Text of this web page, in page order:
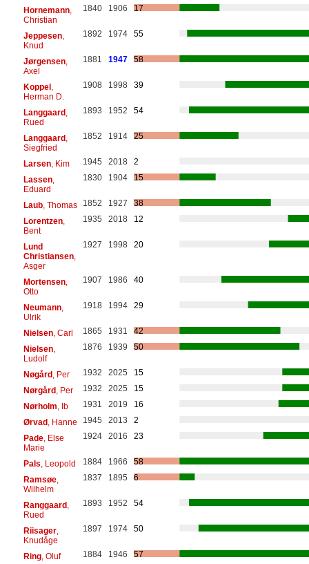
Hornemann,
Christian
1840 1906 17
Jeppesen,
Knud
1892 1974 55
Jørgensen,
Axel
1881 1947 58
Koppel,
Herman D.
1908 1998 39
Langgaard,
Rued
1893 1952 54
Langgaard,
Siegfried
1852 1914 25
Larsen, Kim 1945 2018
2
Lassen,
Eduard
1830 1904 15
Laub, Thomas 1852 1927
38
Lorentzen,
Bent
1935 2018 12
Lund
Christiansen,
Asger
1927 1998 20
Mortensen,
Otto
1907 1986 40
Neumann,
Ulrik
1918 1994 29
Nielsen, Carl 1865 1931
42
Nielsen,
Ludolf
1876 1939 50
Nøgård, Per 1932 2025
15
Nørgård, Per 1932 2025
15
Nørholm , Ib 1931 2019
16
Ørvad, Hanne 1945 2013
2
Pade, Else
Marie
1924 2016 23
Pals , Leopold 1884 1966
58
Ramsøe,
Wilhelm
1837 1895 6
Ranggaard,
Rued
1893 1952 54
Riisager,
Knudåge
1897 1974 50
Ring, Oluf 1884 1946
57